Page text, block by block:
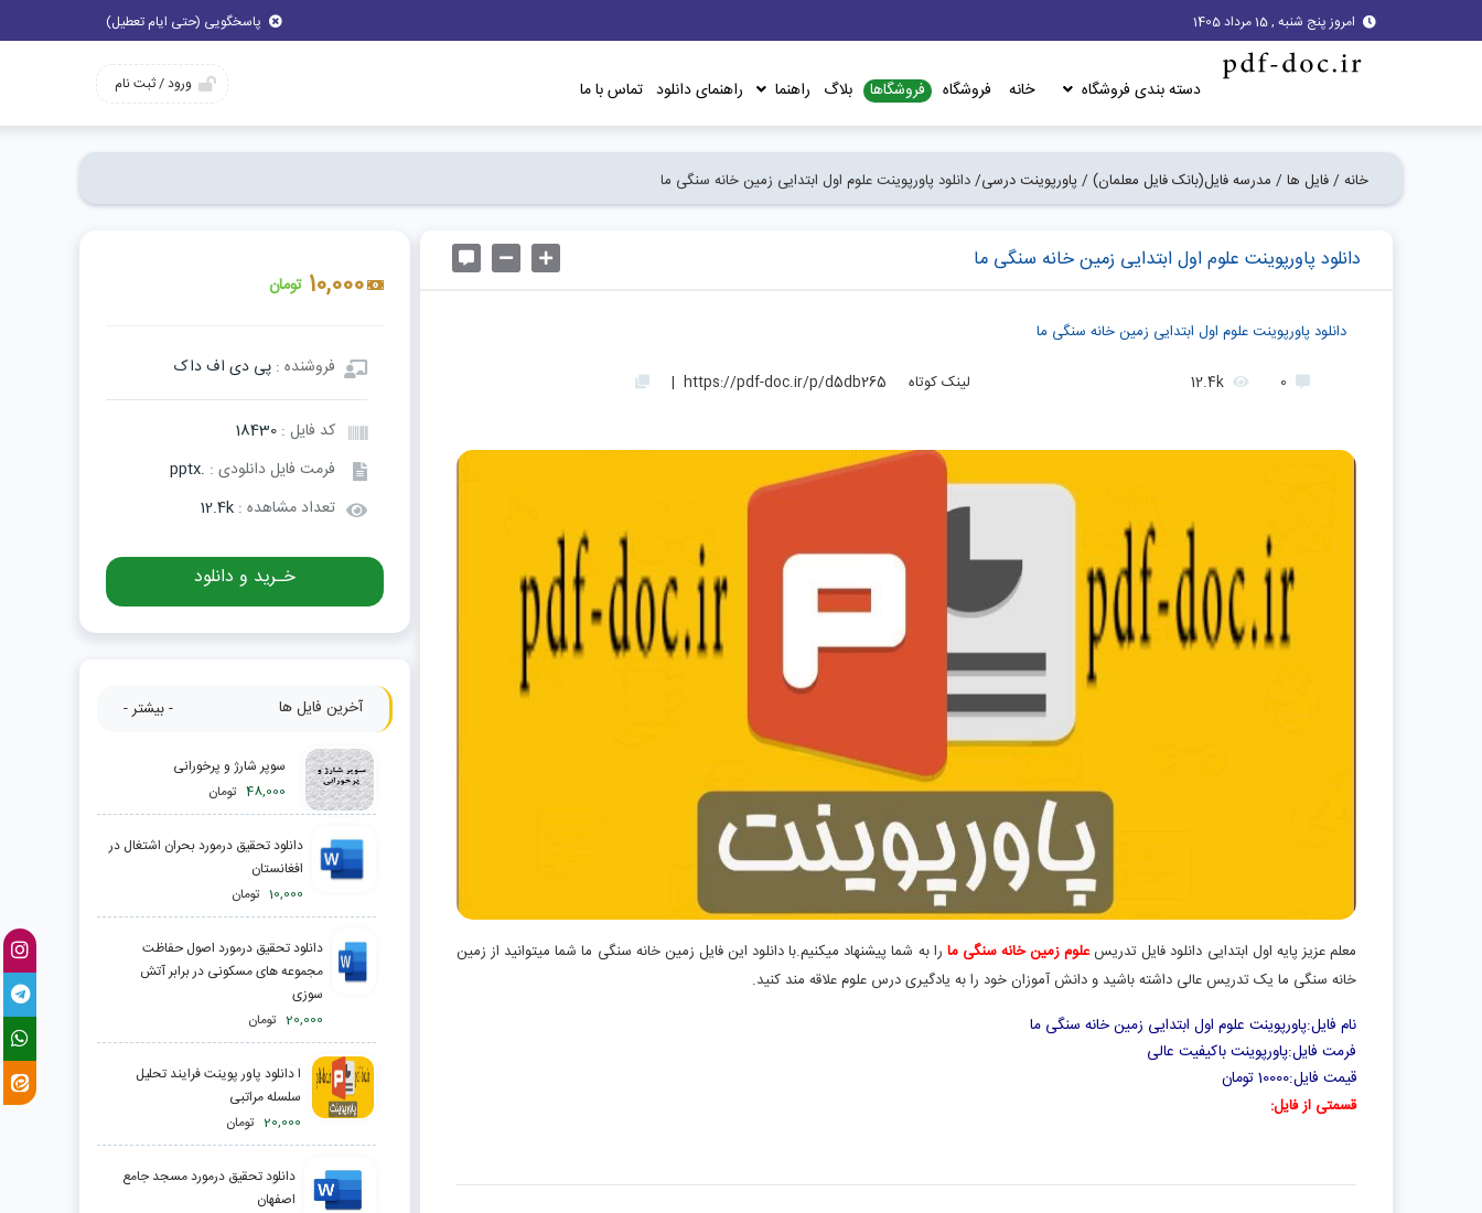
امروز پنج شنبه , 15 مرداد 1405 پاسخگویی (حتی ایام تعطیل)
دسته بندی فروشگاه خانه فروشگاه فروشگاها بلاگ راهنما راهنمای دانلود تماس با ما ورود / ثبت نام
خانه /فایل ها / مدرسه فایل(بانک فایل معلمان) / پاورپوینت درسی/دانلود پاورپوینت علوم اول ابتدایی زمین خانه سنگی ما
10,000 تومان
فروشنده : پی دی اف داک
کد فایل : 18430
فرمت فایل دانلودی : .pptx
تعداد مشاهده : 12.4k
خـرید و دانلود
آخرین فایل ها - بیشتر -
سوپر شارژ و پرخورانی
48,000 تومان
دانلود تحقیق درمورد بحران اشتغال در
افغانستان
10,000 تومان
دانلود تحقیق درمورد اصول حفاظت
مجموعه های مسکونی در برابر آتش
سوزی
20,000 تومان
ا دانلود پاور پوینت فرایند تحلیل
سلسله مراتبی
20,000 تومان
دانلود تحقیق درمورد مسجد جامع
اصفهان
دانلود پاورپوینت علوم اول ابتدایی زمین خانه سنگی ما
دانلود پاورپوینت علوم اول ابتدایی زمین خانه سنگی ما
0
12.4k لینک کوتاه |
معلم عزیز پایه اول ابتدایی دانلود فایل تدریسعلوم زمین خانه سنگی ما را به شما پیشنهاد میکنیم.با دانلود این فایل زمین خانه سنگی ما شما میتوانید از زمین
خانه سنگی ما یک تدریس عالی داشته باشید و دانش آموزان خود را به یادگیری درس علوم علاقه مند کنید.
نام فایل:پاورپوینت علوم اول ابتدایی زمین خانه سنگی ما
فرمت فایل:پاورپوینت باکیفیت عالی
قیمت فایل:10000 تومان
قسمتی از فایل: